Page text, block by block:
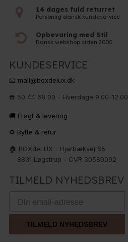
14 dages fuld returret
Personlig dansk kundeservice
Opbevaring med Stil
Dansk webshop siden 2005
KUNDESERVICE
📧 mail@boxdelux.dk
☎️ 50 44 68 00 - Hverdage 9.00-12.00
🚚 Fragt & levering
♻️ Bytte & retur
🏠 BOXdeLUX - Hjarbækvej 65
8831 Løgstrup - CVR 30589092
TILMELD NYHEDSBREV
TILMELD NYHEDSBREV